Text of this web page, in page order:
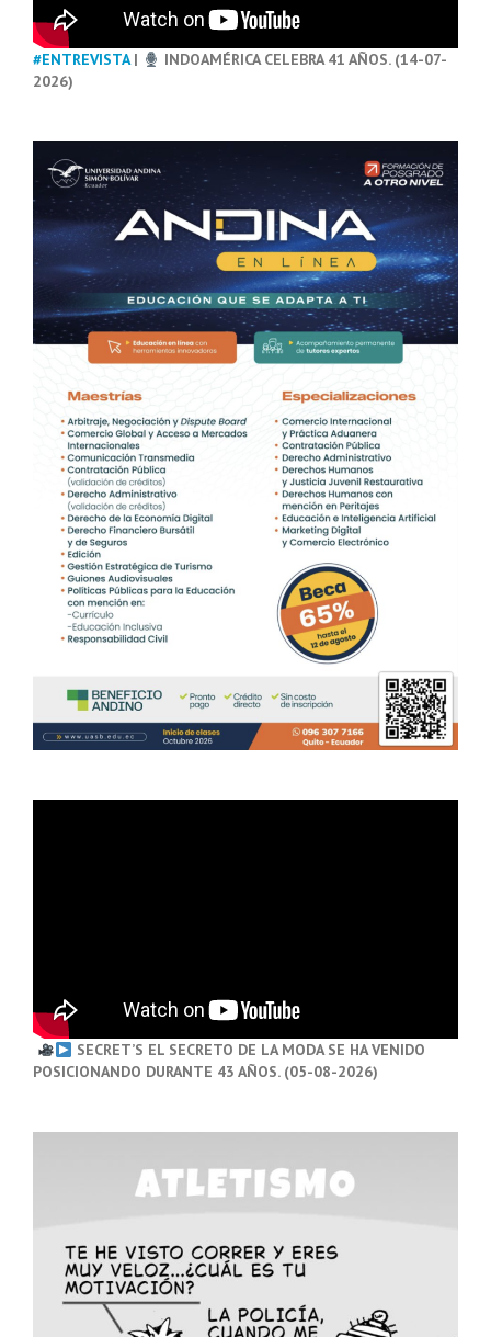
#ENTREVISTA|
INDOAMÉRICA CELEBRA 41 AÑOS. (14-07-
2026)
SECRET’S EL SECRETO DE LA MODA SE HA VENIDO
POSICIONANDO DURANTE 43 AÑOS. (05-08-2026)